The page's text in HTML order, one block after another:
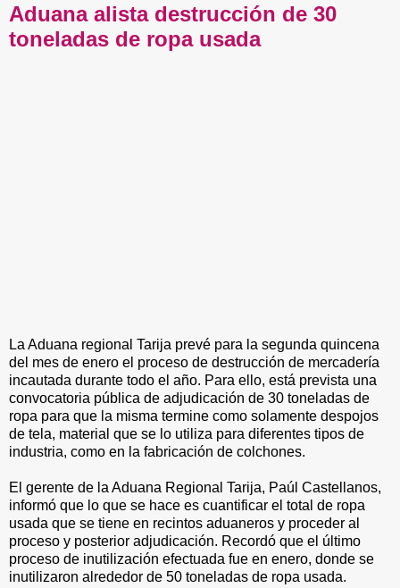
Aduana alista destrucción de 30
toneladas de ropa usada
La Aduana regional Tarija prevé para la segunda quincena
del mes de enero el proceso de destrucción de mercadería
incautada durante todo el año. Para ello, está prevista una
convocatoria pública de adjudicación de 30 toneladas de
ropa para que la misma termine como solamente despojos
de tela, material que se lo utiliza para diferentes tipos de
industria, como en la fabricación de colchones.
El gerente de la Aduana Regional Tarija, Paúl Castellanos,
informó que lo que se hace es cuantificar el total de ropa
usada que se tiene en recintos aduaneros y proceder al
proceso y posterior adjudicación. Recordó que el último
proceso de inutilización efectuada fue en enero, donde se
inutilizaron alrededor de 50 toneladas de ropa usada.